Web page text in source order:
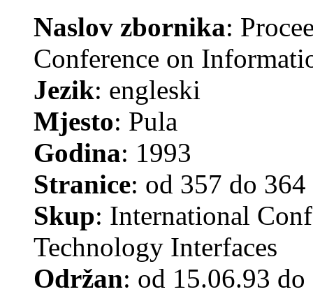
Naslov zbornika:
Conference on
Jezik: engleski
Mjesto: Pula
Godina: 1993
Stranice: od 357 do 364
Skup: International
Technology Interfaces
Održan: od 15.06.93